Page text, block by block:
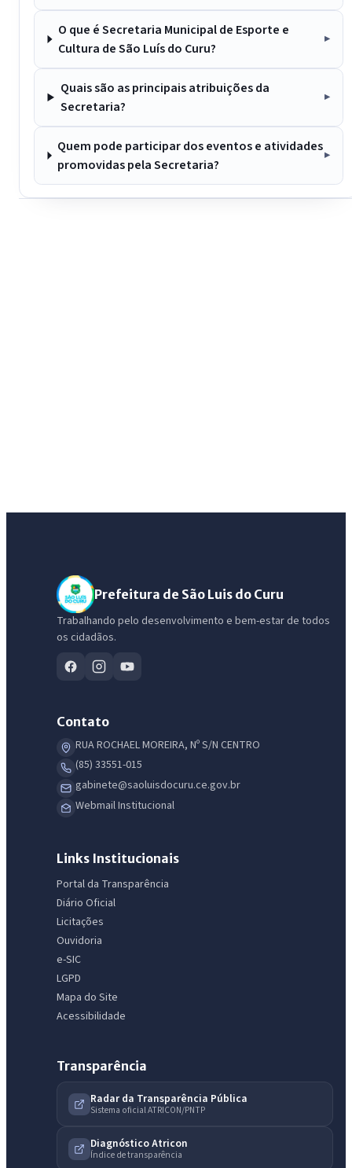
O que é Secretaria Municipal de Esporte e
Cultura de São Luís do Curu?
Quais são as principais atribuições da
Secretaria?
Quem pode participar dos eventos e atividades
promovidas pela Secretaria?
Prefeitura de São Luis do Curu
Trabalhando pelo desenvolvimento e bem-estar de todos
os cidadãos.
Contato
RUA ROCHAEL MOREIRA, Nº S/N CENTRO
(85) 33551-015
gabinete@saoluisdocuru.ce.gov.br
Webmail Institucional
Links Institucionais
Portal da Transparência
Diário Oficial
Licitações
Ouvidoria
e-SIC
LGPD
Mapa do Site
Acessibilidade
Transparência
Radar da Transparência Pública
Sistema oficial ATRICON/PNTP
Diagnóstico Atricon
Índice de transparência
IntGest AI
Assistente do Portal
Olá. Pergunte sobre serviços, notícias, legislação, Diário Oficial,
licitações, estrutura ou transparência do município.
Licitações abertas